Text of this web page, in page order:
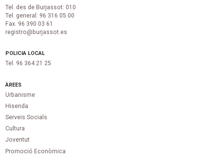
Tel. des de Burjassot: 010
Tel. general: 96 316 05 00
Fax. 96 390 03 61
registro@burjassot.es
POLICIA LOCAL
Tel. 96 364 21 25
ÀREES
Urbanisme
Hisenda
Serveis Socials
Cultura
Joventut
Promoció Econòmica